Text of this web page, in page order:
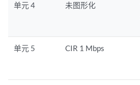
单元 4 未图形化
单元 5 CIR 1 Mbps